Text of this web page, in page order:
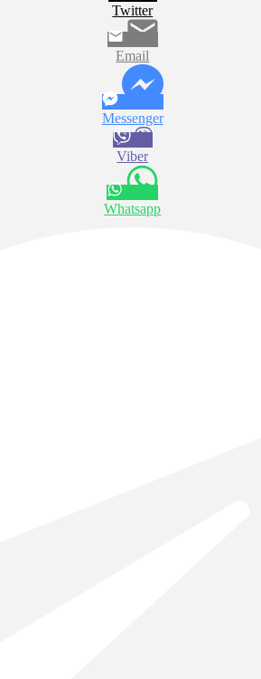
Twitter
Email
Messenger
Viber
Whatsapp